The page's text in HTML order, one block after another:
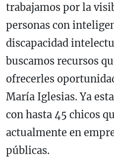
trabajamos por la
personas con
discapacidad
buscamos recursos
ofrecerles
María Iglesias. Ya
con hasta 45 chicos
actualmente en
públicas.